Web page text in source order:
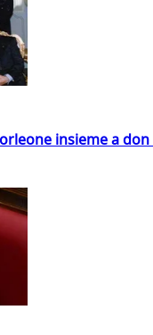
insieme a